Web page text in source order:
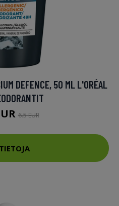
DEFENCE, 50 ML L'ORÉAL
6.5 EUR